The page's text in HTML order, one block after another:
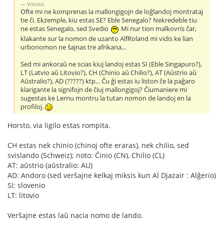
Vilinilo:
Ofte mi ne komprenas la mallongigojn de loĝlandoj montrataj
tie ĉi. Ekzemple, kiu estas SE? Eble Senegalo? Nekredeble tiu
ne estas Senegalo, sed Svedio
Mi nur tion malkovris ĉar,
klakante sur la nomon de uzanto AlfRoland mi vidis ke lian
urbonomon ne ŝajnas tre afrikana...
Sed mi ankoraŭ ne scias kiuj landoj estas SI (Eble Singapuro?),
LT (Latvio aŭ Litovio?), CH (Chinio aŭ Chilio?), AT (Aŭstrio aŭ
Aŭstralio?), AD (?????) ktp... Ĉu ĝi estas iu liston ĉe la paĝaro
klarigante la signifojn de ĉiuj mallongigoj? Ĉiumaniere mi
sugestas ke Lernu montru la tutan nomon de landoj en la
profiloj.
Horsto, via ligilo estas rompita.
CH estas nek chinio (chinoj ofte eraras), nek chilio, sed
svislando (Schweiz); noto: Ĉinio (CN), Chilio (CL)
AT: aŭstrio (aŭstralio: AU)
AD: Andoro (sed verŝajne kelkaj miksis kun Al Djazair : Alĝerio)
SI: slovenio
LT: litovio
Verŝajne estas laŭ nacia nomo de lando.